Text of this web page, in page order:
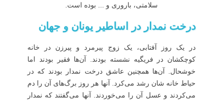
سلامتی، باروری و ... بوده است.
درخت نمدار در اساطیر یونان و جهان
در یک روز آفتابی، یک زوج پیرمرد و پیرزن در خانه
کوچکشان در فریگیه نشسته بودند. آن‌ها فقیر بودند اما
خوشحال. آن‌ها همچنین عاشق درخت نمدار بودند که در
حیاط خانه شان رشد می‌کرد. آنها هر روز برگ‌های آن را دم
می‌کردند و عسل آن را می‌خوردند. آنها می‌گفتند که نمدار